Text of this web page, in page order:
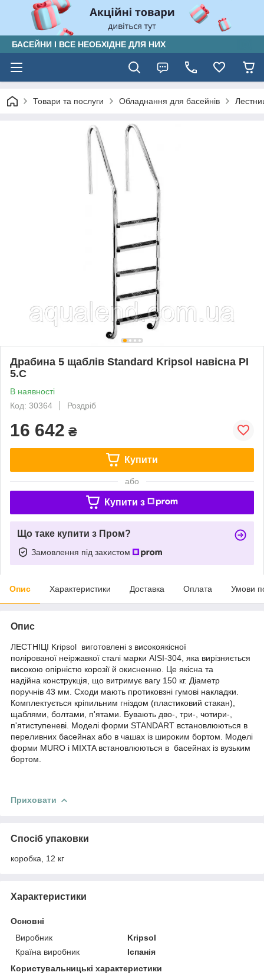
БАСЕЙНИ І ВСЕ НЕОБХІДНЕ ДЛЯ НИХ
Товари та послуги Обладнання для басейнів
Драбина 5 щаблів Standard Kripsol навісна PI
5.C
В наявності
Код: 30364
Роздріб
16 642 ₴
Купити
або
Купити з
Що таке купити з Пром?
Замовлення під захистом
Опис Характеристики Доставка Оплата Умови
Опис
ЛЕСТНІЦІ Kripsol виготовлені з високоякісної
полірованої неіржавкої сталі марки AISI-304, яка вирізняється
високою опірністю корозії й окисненню. Це якісна та
надійна конструкція, що витримує вагу 150 кг. Діаметр
поручнів 43 мм. Сходи мають протиковзні гумові накладки.
Комплектується кріпильним гніздом (пластиковий стакан),
щаблями, болтами, п'ятами. Бувають дво-, три-, чотири-,
п'ятиступеневі. Моделі форми STANDART встановлюються в
переливних басейнах або в чашах із широким бортом. Моделі
форми MURO і MIXTA встановлюються в басейнах із вузьким
бортом.
Приховати
Спосіб упаковки
коробка, 12 кг
Характеристики
Основні
Виробник
Kripsol
Країна виробник
Іспанія
Користувальницькі характеристики